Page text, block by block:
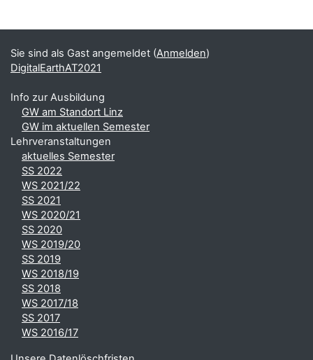
Ergänzungsblöcke
Sie sind als Gast angemeldet (Anmelden)
DigitalEarthAT2021
Info zur Ausbildung
GW am Standort Linz
GW im aktuellen Semester
Lehrveranstaltungen
aktuelles Semester
SS 2022
WS 2021/22
SS 2021
WS 2020/21
SS 2020
WS 2019/20
SS 2019
WS 2018/19
SS 2018
WS 2017/18
SS 2017
WS 2016/17